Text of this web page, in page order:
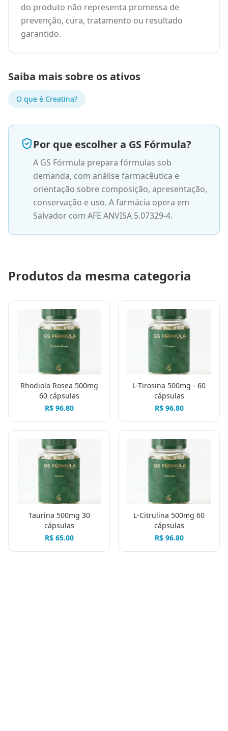
do produto não representa promessa de
prevenção, cura, tratamento ou resultado
garantido.
Saiba mais sobre os ativos
O que é Creatina?
Por que escolher a GS Fórmula?
A GS Fórmula prepara fórmulas sob
demanda, com análise farmacêutica e
orientação sobre composição, apresentação,
conservação e uso. A farmácia opera em
Salvador com AFE ANVISA 5.07329-4.
Produtos da mesma categoria
Rhodiola Rosea 500mg
60 cápsulas
R$ 96.80
L-Tirosina 500mg - 60
cápsulas
R$ 96.80
Taurina 500mg 30
cápsulas
R$ 65.00
L-Citrulina 500mg 60
cápsulas
R$ 96.80